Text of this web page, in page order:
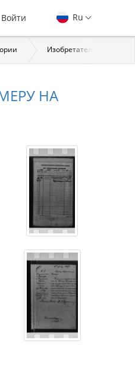
Ru
Войти
Изобретательство в
НА